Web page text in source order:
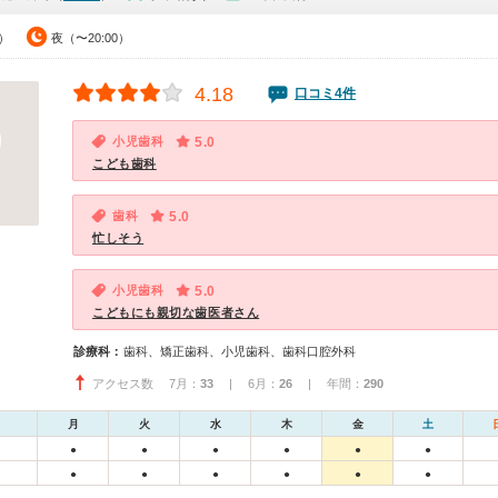
夜（〜20:00）
4.18 口コミ4件
小児歯科 5.0
こども歯科
歯科 5.0
忙しそう
小児歯科 5.0
こどもにも親切な歯医者さん
診療科： 歯科、矯正歯科、小児歯科、歯科口腔外科
アクセス数 7月： 33 | 6月： 26 | 年間： 290
月 火 水 木 金 土
● ● ● ● ●
●
●
● ● ● ● ●